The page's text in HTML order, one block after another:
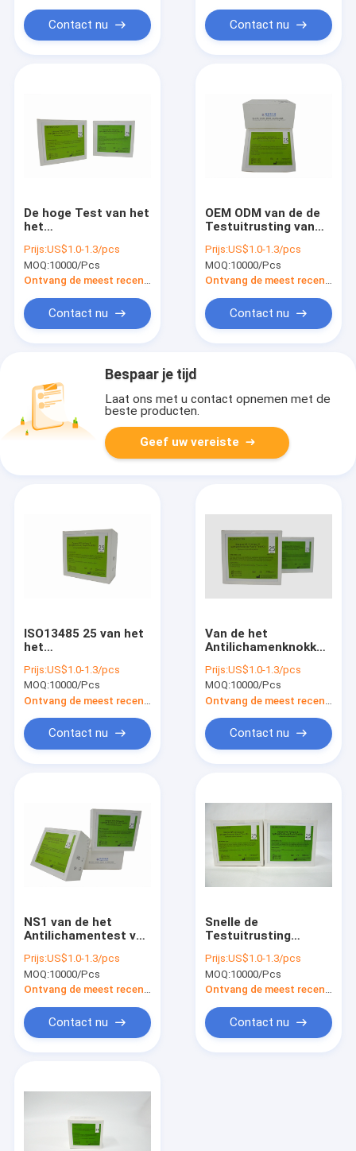
Producten
Over ons
Contact nu Contact nu
De hoge Test van het
het
van de
Nauwkeurigheidsknokkelkoorts
voor IN VITRO
Prijs:US$1.0-1.3/pcs
MOQ:10000/Pcs
Ontvang de meest recente Prijs
Contact nu
OEM ODM van de de
Testuitrusting van
Knokkelkoortsns1
Antigeen Snelle de
Testuitrusting van
Prijs:US$1.0-1.3/pcs
MOQ:10000/Pcs
Ontvang de meest recente Prijs
Contact nu
Bespaar je tijd
Laat ons met u contact opnemen met de
beste producten.
Geef uw vereiste
ISO13485 25 van het
het
van de
Testsknokkelkoorts
de Test Kit For NS1
IgM IgG
Prijs:US$1.0-1.3/pcs
MOQ:10000/Pcs
Contact nu
Van de het
Testkit cassette NS1
van Combo de Snelle
Uitrusting van de het
Antigeentest
Prijs:US$1.0-1.3/pcs
MOQ:10000/Pcs
Contact nu
NS1 van de het
Antilichamentest van
knokkelkoortsantigeen
van de
Knokkelkoortsigg
Snelle de
Testuitrusting
Prijs:US$1.0-1.3/pcs
MOQ:10000/Pcs
Ontvang de meest recente Prijs
Contact nu
Snelle de
Testuitrusting
IgG IgM Combo
Dengue NS1 Ag
Prijs:US$1.0-1.3/pcs
MOQ:10000/Pcs
Ontvang de meest recente Prijs
Contact nu